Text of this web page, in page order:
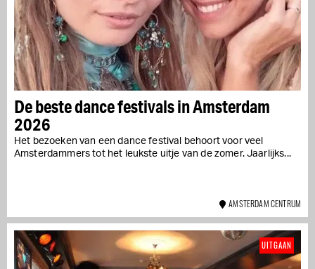
De beste dance festivals in Amsterdam
2026
Het bezoeken van een dance festival behoort voor veel
Amsterdammers tot het leukste uitje van de zomer. Jaarlijks...
AMSTERDAM CENTRUM
UITGAAN